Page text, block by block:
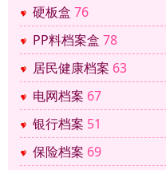
硬板盒 76
PP料档案盒 78
居民健康档案 63
电网档案 67
银行档案 51
保险档案 69